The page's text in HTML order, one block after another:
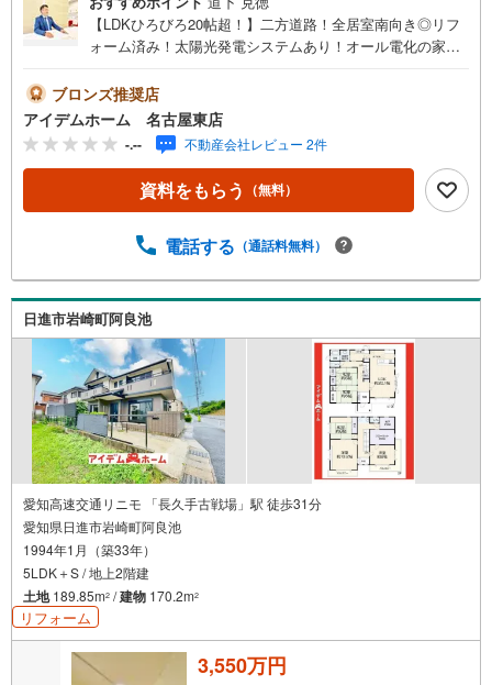
【LDKひろびろ20帖超！】二方道路！全居室南向き◎リフ
ォーム済み！太陽光発電システムあり！オール電化の家♪
戸市水無瀬町/当日のご来店・ご見学、大歓迎♪【充実】太
陽光発電、オール電化■名鉄瀬戸線「瀬戸市役所前」駅 徒
歩14分（約1100m）■陶原小学校 :徒歩7分（約550m）■水
無瀬中学校:徒歩12分（約900m）＜自己資金0円でも大丈
夫！＞*水曜日も営業しております！*今から見たい！聞き
たい！にスピード対応！*自己資金なしでも購入出来ます！
まかせください！弊社HPにて物件のルームツアーMOVIEを
介しております♪さらに店内には豊富な物件資料や発売予
定物件等ございます☆この機会にぜひお問い合わせくださ
い♪
ブロンズ推奨店
アイデムホーム 名古屋東店
-.-- 不動産会社レビュー 2件
資料をもらう （無料）
電話する （通話料無料）
日進市岩崎町阿良池
愛知高速交通リニモ 「長久手古戦場」駅 徒歩31分
愛知県日進市岩崎町阿良池
1994年1月（築33年）
5LDK＋S / 地上2階建
土地189.85m2 /建物 170.2m2
リフォーム
3,550万円